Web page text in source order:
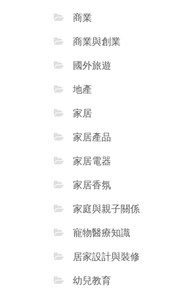
商業
商業與創業
國外旅遊
地產
家居
家居產品
家居電器
家居香氛
家庭與親子關係
寵物醫療知識
居家設計與裝修
幼兒教育